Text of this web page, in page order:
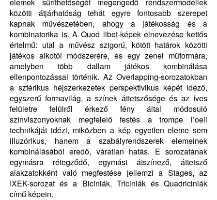
közötti átjárhatóság tehát egyre fontosabb szerepet
kapnak művészetében, ahogy a játékosság és a
kombinatorika is. A Quod libet-képek elnevezése kettős
értelmű: utal a művész szigorú, kötött határok közötti
játékos alkotói módszerére, és egy zenei műformára,
amelyben több dallam játékos kombinálása
ellenpontozással történik. Az Overlapping-sorozatokban
a szférikus héjszerkezetek perspektivikus képét idéző,
egyszerű formavilág, a színek áttetszősége és az íves
felületre felülről érkező fény által módosuló
színviszonyoknak megfelelő festés a trompe l’oeil
technikáját idézi, miközben a kép egyetlen eleme sem
illuzórikus, hanem a szabályrendszerek elemeinek
kombinálásából eredő, váratlan hatás. E sorozatának
egymásra rétegződő, egymást átszínező, áttetsző
alakzatokként való megfestése jellemzi a Stages, az
IXEK-sorozat és a Biciniák, Triciniák és Quadriciniák
című képein.